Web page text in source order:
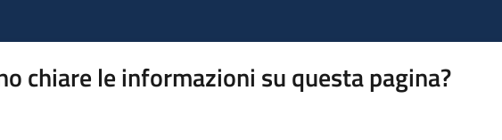
chiare le informazioni su questa pagina?